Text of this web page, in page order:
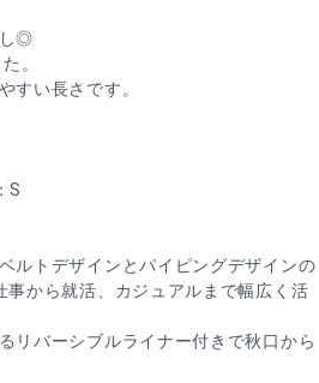
し◎
。
すい長さです。
S
ルトデザインとパイピングデザインの
就活、カジュアルまで幅広く活
リバーシブルライナー付きで秋口から